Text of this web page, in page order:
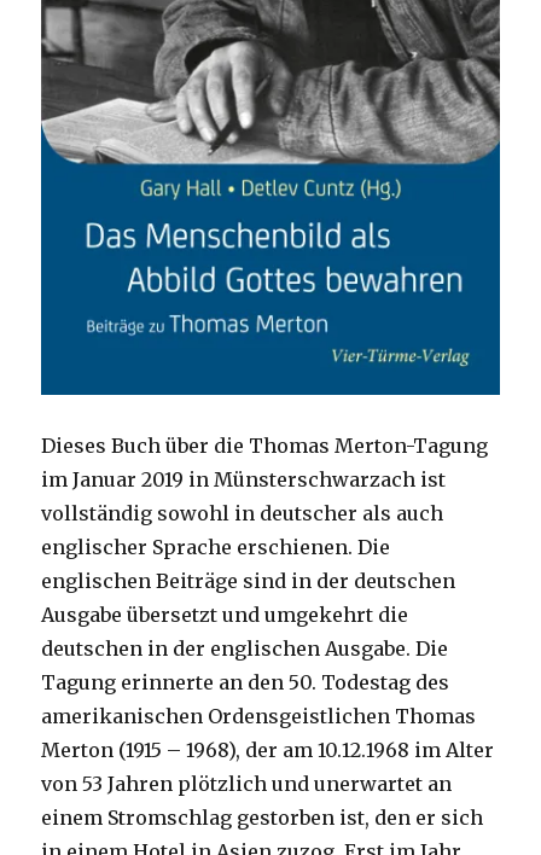
Dieses Buch über die Thomas Merton-Tagung
im Januar 2019 in Münsterschwarzach ist
vollständig sowohl in deutscher als auch
englischer Sprache erschienen. Die
englischen Beiträge sind in der deutschen
Ausgabe übersetzt und umgekehrt die
deutschen in der englischen Ausgabe. Die
Tagung erinnerte an den 50. Todestag des
amerikanischen Ordensgeistlichen Thomas
Merton (1915 – 1968), der am 10.12.1968 im Alter
von 53 Jahren plötzlich und unerwartet an
einem Stromschlag gestorben ist, den er sich